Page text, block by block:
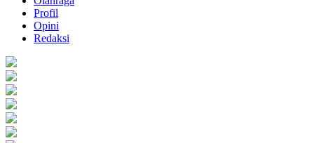
Profil
Opini
Redaksi